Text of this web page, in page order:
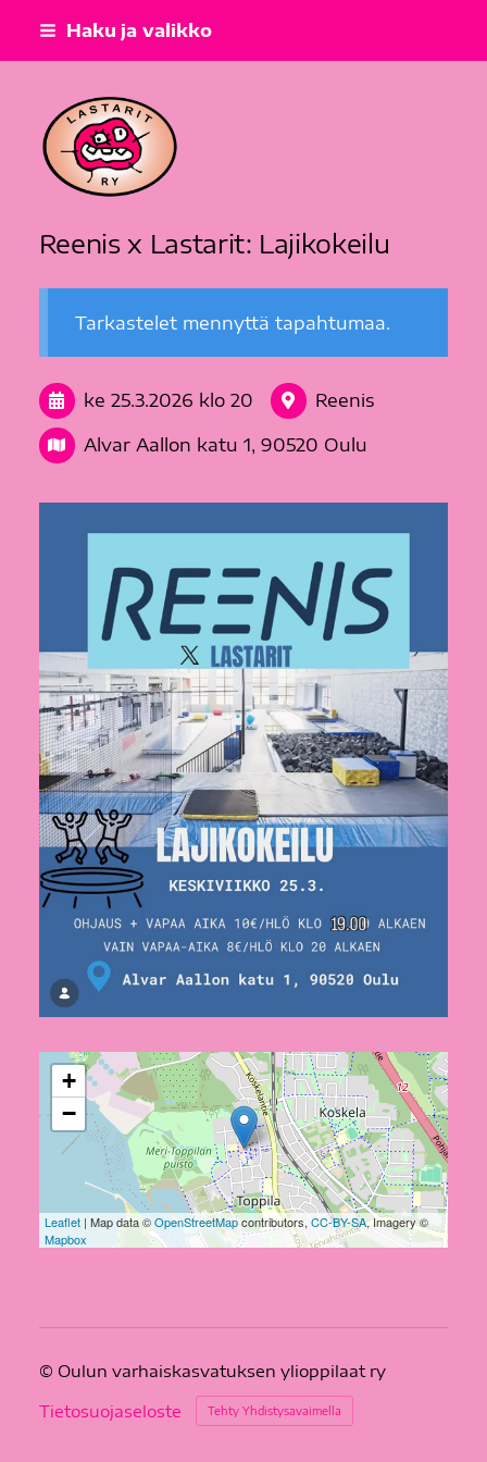
Siirry Haku ja valikko
Lastarit ry
Reenis x Lastarit: Lajikokeilu
Tarkastelet mennyttä tapahtumaa.
ke 25.3.2026 klo 20
Reenis
Alvar Aallon katu 1, 90520 Oulu
+
−
Leaflet| Map data ©OpenStreetMapcontributors, CC-BY-SA, Imagery ©
Mapbox
© Oulun varhaiskasvatuksen ylioppilaat ry
Tietosuojaseloste Tehty Yhdistysavaimella